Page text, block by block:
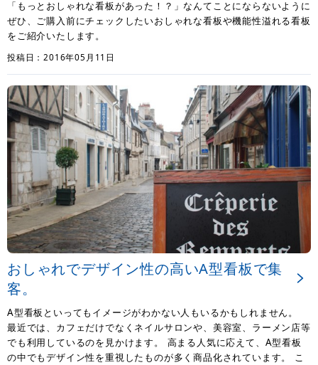
「もっとおしゃれな看板があった！？」なんてことにならないように
ぜひ、ご購入前にチェックしたいおしゃれな看板や機能性溢れる看板
をご紹介いたします。
投稿日：2016年05月11日
おしゃれでデザイン性の高いA型看板で集
客。
A型看板といってもイメージがわかない人もいるかもしれません。
最近では、カフェだけでなくネイルサロンや、美容室、ラーメン店等
でも利用しているのを見かけます。 高まる人気に応えて、A型看板
の中でもデザイン性を重視したものが多く商品化されています。 こ